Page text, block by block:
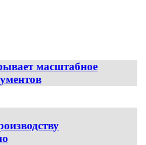
масштабное